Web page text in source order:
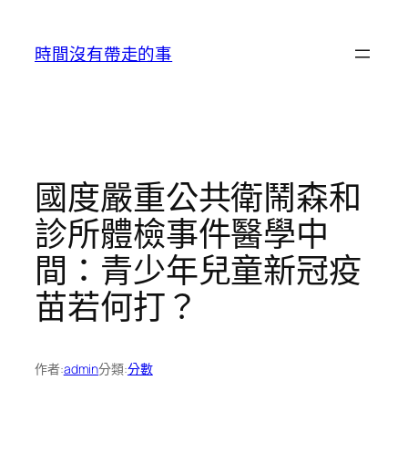
時間沒有帶走的事
國度嚴重公共衛鬧森和
診所體檢事件醫學中
間：青少年兒童新冠疫
苗若何打？
作者:admin分類:分數